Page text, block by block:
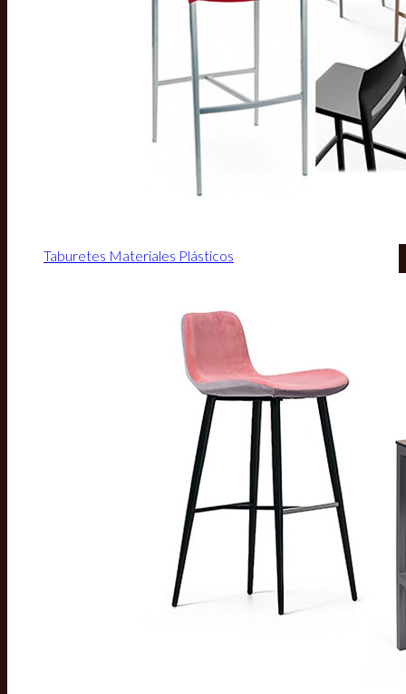
Taburetes Materiales Plásticos